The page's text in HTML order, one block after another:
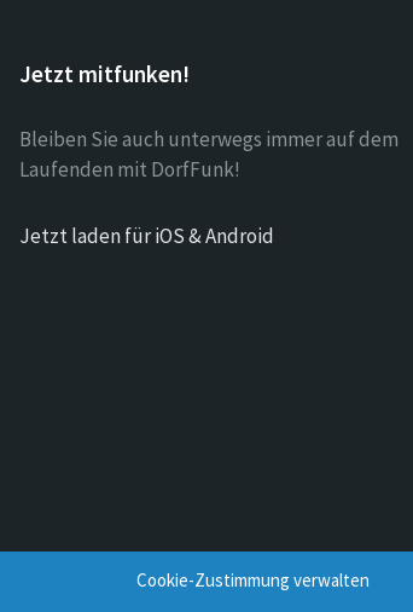
Cookie-Zustimmung verwalten
Jetzt mitfunken!
Bleiben Sie auch unterwegs immer auf dem
Laufenden mit DorfFunk!
Jetzt laden für iOS & Android